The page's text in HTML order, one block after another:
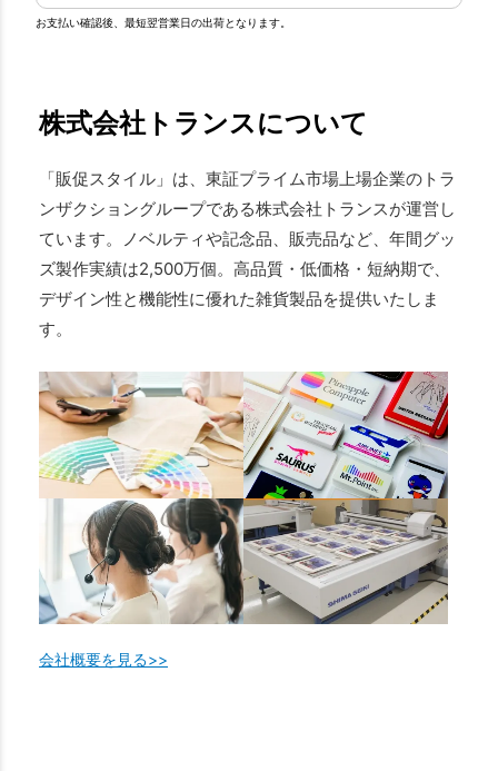
お支払い確認後、最短翌営業日の出荷となります。
株式会社トランスについて
「販促スタイル」は、東証プライム市場上場企業のトラ
ンザクショングループである株式会社トランスが運営し
ています。ノベルティや記念品、販売品など、年間グッ
ズ製作実績は2,500万個。高品質・低価格・短納期で、
デザイン性と機能性に優れた雑貨製品を提供いたしま
す。
会社概要を見る>>